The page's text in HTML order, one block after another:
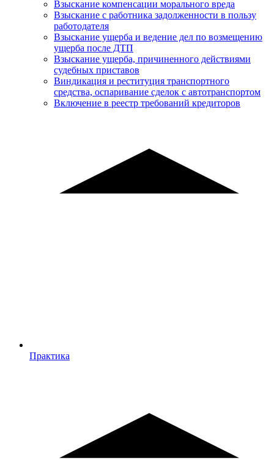
Взыскание компенсации морального вреда
Взыскание с работника задолженности в пользу
работодателя
Взыскание ущерба и ведение дел по возмещению
ущерба после ДТП
Взыскание ущерба, причиненного действиями
судебных приставов
Виндикация и реституция транспортного
средства, оспаривание сделок с автотранспортом
Включение в реестр требований кредиторов
Практика
Практика